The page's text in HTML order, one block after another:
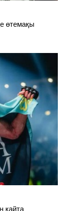
өтемақы
қайта